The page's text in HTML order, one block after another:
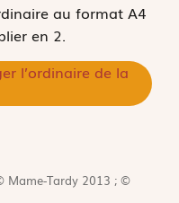
au format A4
en 2.
l’ordinaire de la
Mame-Tardy 2013 ; ©